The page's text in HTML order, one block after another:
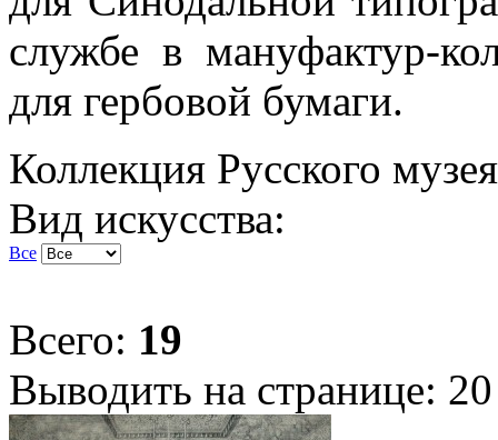
службе в мануфактур-
для гербовой бумаги.
Коллекция Русского музея
Вид искусства:
Все
Всего: 19
Выводить на странице: 20